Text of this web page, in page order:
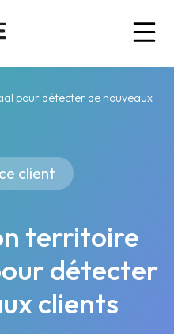
pour détecter de nouveaux
client
territoire
détecter
clients